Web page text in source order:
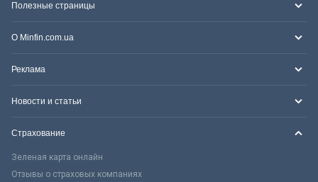
Полезные страницы
О Minfin.com.ua
Реклама
Новости и статьи
Страхование
Зеленая карта онлайн
Отзывы о страховых компаниях